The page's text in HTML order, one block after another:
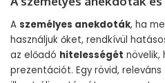
A személyes anekdoták, ha
használjuk őket, rendkívül
az előadó hitelességét növelik,
prezentációt. Egy rövid,